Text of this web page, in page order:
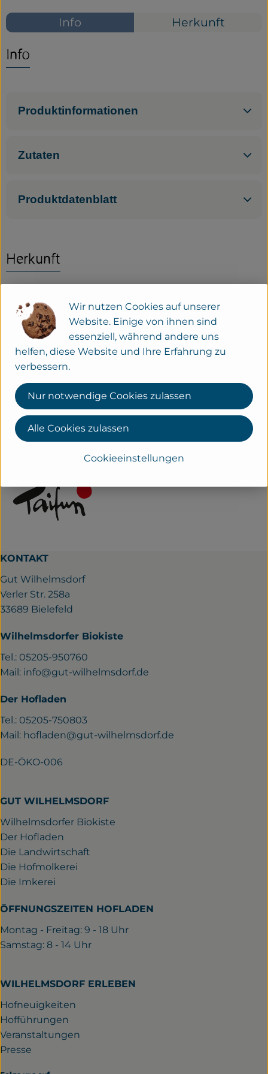
ServiceInfo Herkunft
Info
Produktinformationen
Zutaten
Produktdatenblatt
Herkunft
diverse
Taifun Tofu GmbH
D 79108 Freiburg
Kontrollnummer DE-BW-007-05499-BCDE
www.taifun-tofu.de
(Daten von Ecoinform)
Taifun
KONTAKT
Gut Wilhelmsdorf
Verler Str. 258a
33689 Bielefeld
Wilhelmsdorfer Biokiste
Tel.: 05205-950760
Mail: info@gut-wilhelmsdorf.de
Der Hofladen
Tel.: 05205-750803
Mail: hofladen@gut-wilhelmsdorf.de
DE-ÖKO-006
GUT WILHELMSDORF
Wilhelmsdorfer Biokiste
Der Hofladen
Die Landwirtschaft
Die Hofmolkerei
Die Imkerei
ÖFFNUNGSZEITEN HOFLADEN
Montag - Freitag: 9 - 18 Uhr
Samstag: 8 - 14 Uhr
WILHELMSDORF ERLEBEN
Hofneuigkeiten
Hofführungen
Veranstaltungen
Presse
Wir nutzen Cookies auf unserer
Website. Einige von ihnen sind
essenziell, während andere uns
helfen, diese Website und Ihre Erfahrung zu
verbessern.
Cookieeinstellungen
Nur notwendige Cookies zulassen
Alle Cookies zulassen